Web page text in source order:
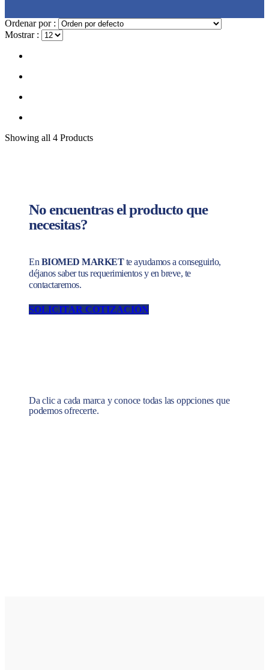
Ordenar por :
Mostrar :
Showing all 4 Products
No encuentras el producto que
necesitas?
En BIOMED MARKETte ayudamos a conseguirlo,
déjanos saber tus requerimientos y en breve, te
contactaremos.
SOLICITAR COTIZACIÓN
Da clic a cada marca y conoce todas las oppciones que
podemos ofrecerte.